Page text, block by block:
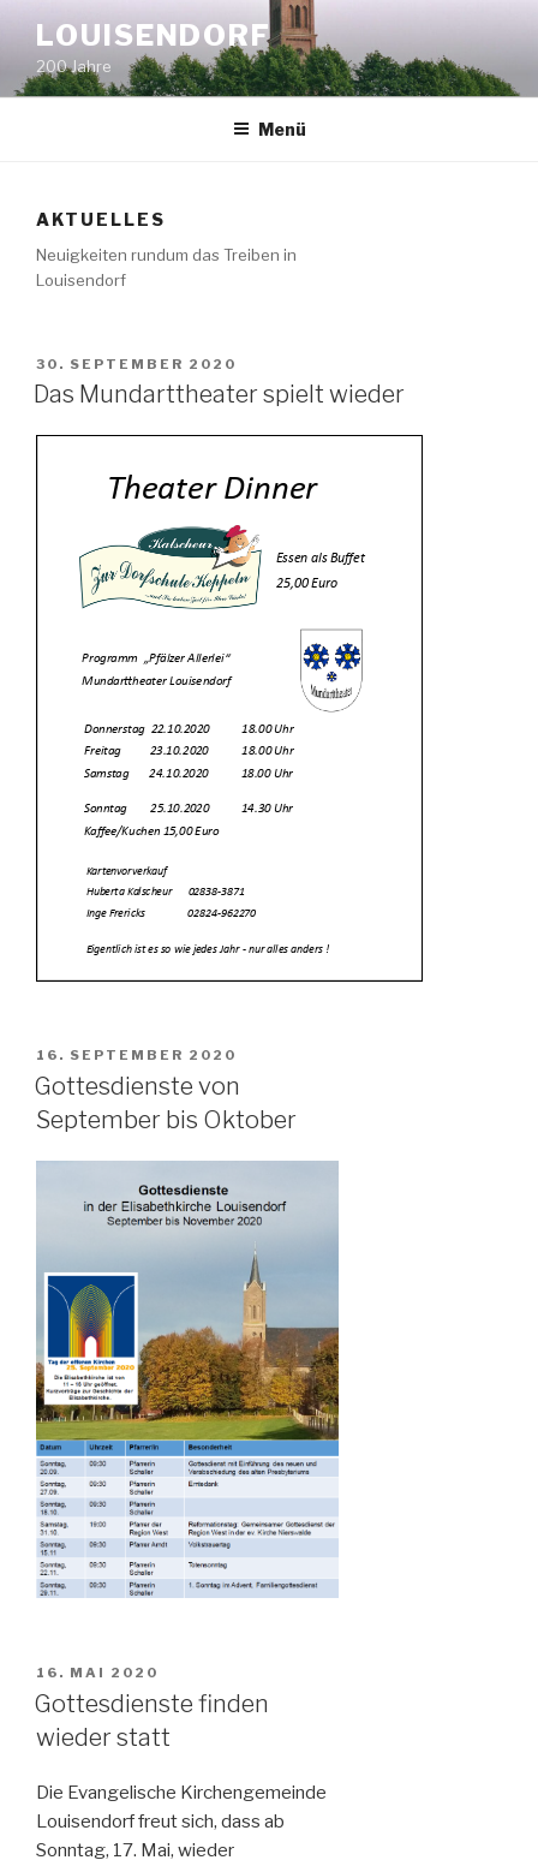
Inhalt
springen
LOUISENDORF
200 Jahre
Menü
AKTUELLES
Neuigkeiten rundum das Treiben in
Louisendorf
VERÖFFENTLICHT
AM
30. SEPTEMBER 2020
Das Mundarttheater spielt wieder
VERÖFFENTLICHT
AM
16. SEPTEMBER 2020
Gottesdienste von
September bis Oktober
VERÖFFENTLICHT
AM
16. MAI 2020
Gottesdienste finden
wieder statt
Die Evangelische Kirchengemeinde
Louisendorf freut sich, dass ab
Sonntag, 17. Mai, wieder